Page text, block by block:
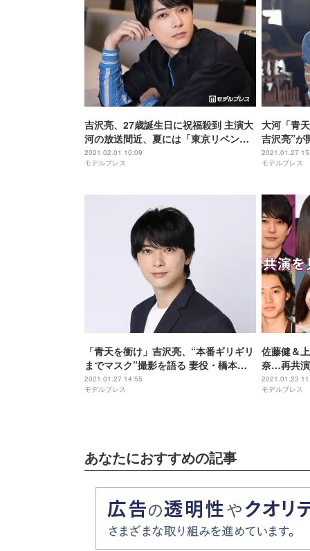
吉沢亮、27歳誕生日に祝福殺到 主演大
河の放送間近、夏には「東京リベンジ
ャーズ」が公開
2021.02.01 10:09
モデルプレス
大河「青
吉沢亮”が
った」
2021.01.27
モデルプレス
「青天を衝け」吉沢亮、“本番ギリギリ
までマスク”撮影を語る 妻役・橋本愛
は告白シーンで「とても愛しい気持ち
に」
2021.01.27 14:55
モデルプレス
佐藤健＆
奈…再共
【読者ア
2021.01.23
モデルプレス
あなたにおすすめの記事